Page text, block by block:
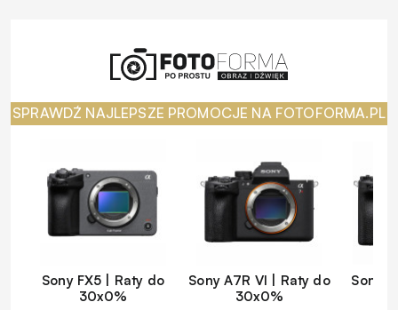
SPRAWDŹ NAJLEPSZE PROMOCJE NA FOTOFORMA.PL
Sony FX5 | Raty do
30x0%
Sony A7R VI | Raty do
30x0%
Sony